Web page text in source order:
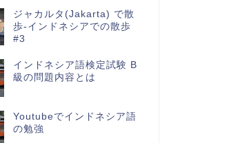
ジャカルタ(Jakarta) で散
歩-インドネシアでの散歩
#3
インドネシア語検定試験 B
級の問題内容とは
Youtubeでインドネシア語
の勉強